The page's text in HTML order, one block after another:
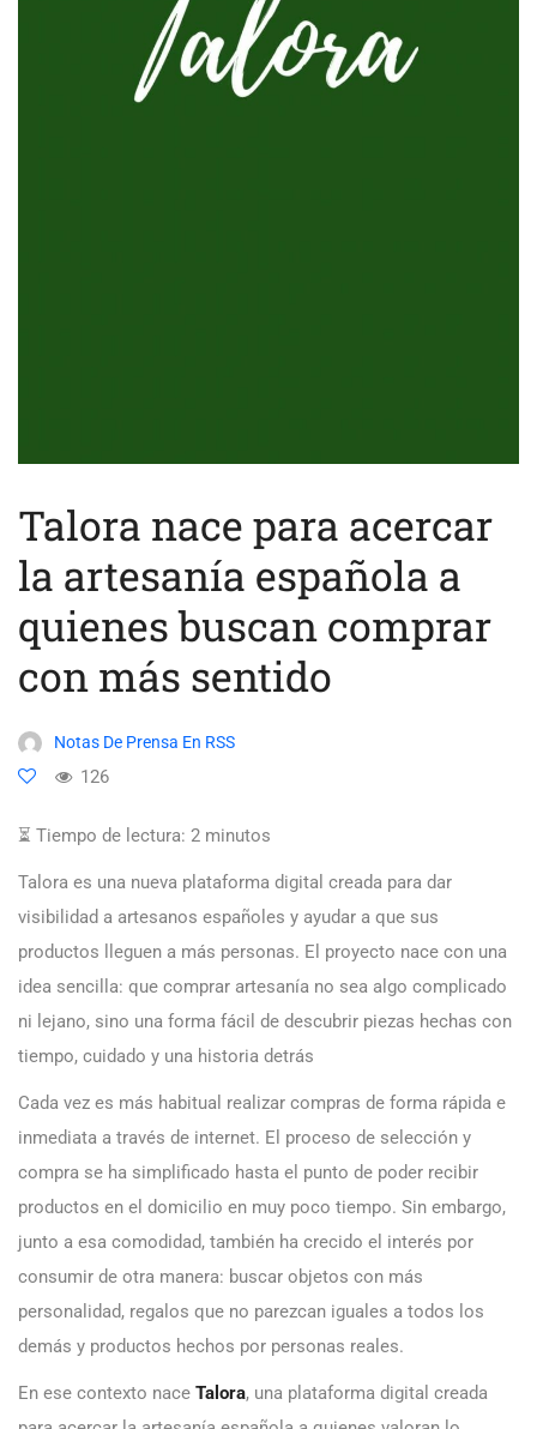
Talora nace para acercar
la artesanía española a
quienes buscan comprar
con más sentido
Notas De Prensa En RSS
126
⏳ Tiempo de lectura: 2 minutos
Talora es una nueva plataforma digital creada para dar
visibilidad a artesanos españoles y ayudar a que sus
productos lleguen a más personas. El proyecto nace con una
idea sencilla: que comprar artesanía no sea algo complicado
ni lejano, sino una forma fácil de descubrir piezas hechas con
tiempo, cuidado y una historia detrás
Cada vez es más habitual realizar compras de forma rápida e
inmediata a través de internet. El proceso de selección y
compra se ha simplificado hasta el punto de poder recibir
productos en el domicilio en muy poco tiempo. Sin embargo,
junto a esa comodidad, también ha crecido el interés por
consumir de otra manera: buscar objetos con más
personalidad, regalos que no parezcan iguales a todos los
demás y productos hechos por personas reales.
En ese contexto nace Talora, una plataforma digital creada